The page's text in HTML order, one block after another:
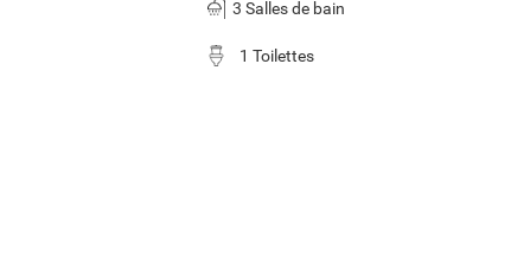
3 Salles de bain
1 Toilettes